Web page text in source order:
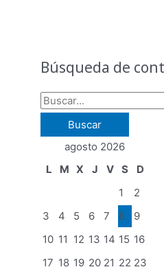
Búsqueda de
c
a
r
agosto 2026
L
M X J V S
D
1
2
3
4 5 6 7 8
9
10 11 12 13 14 15 16
17 18 19 20 21 22 23